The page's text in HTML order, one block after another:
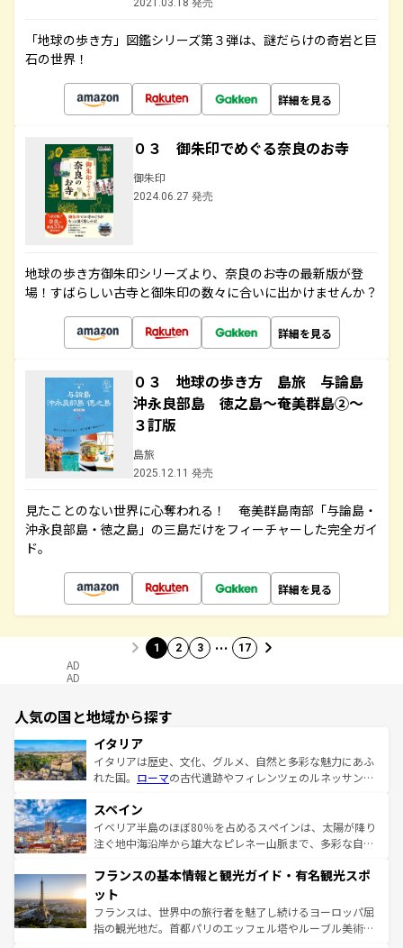
2021.03.18 発売
「地球の歩き方」図鑑シリーズ第３弾は、謎だらけの奇岩と巨
石の世界！
詳細を見る
０３ 御朱印でめぐる奈良のお寺
御朱印
2024.06.27 発売
地球の歩き方御朱印シリーズより、奈良のお寺の最新版が登
場！すばらしい古寺と御朱印の数々に合いに出かけませんか？
詳細を見る
０３ 地球の歩き方 島旅 与論島
沖永良部島 徳之島～奄美群島②～
３訂版
島旅
2025.12.11 発売
見たことのない世界に心奪われる！ 奄美群島南部「与論島・
沖永良部島・徳之島」の三島だけをフィーチャーした完全ガイ
ド。
詳細を見る
1 2 3 … 17
AD
AD
人気の国と地域から探す
イタリア
イタリアは歴史、文化、グルメ、自然と多彩な魅力にあふ
れた国。 ローマの古代遺跡やフィレンツェのルネッサンス
ろん、トスカーナの美しい田園風景やアマルフィ海岸の絶
景など、自然景観も見逃せない。観光の合間には、本場の
ピザやパスタなど、絶品のイタリア料理を堪能することも
ませてくれるイタリアで、忘れられない旅をしてみよう！
なお、新着のイタリア情報は
しい。
スペイン
イベリア半島のほぼ80％を占めるスペインは、太陽が降り
注ぐ地中海沿岸から雄大なピレネー山脈まで、多彩な自然
文化が根付くこの国では、情熱的なフラメンコ、熱気あふ
れる闘牛、そして美味しいタパスが生活の一部となってい
る。首都マドリードの洗練された雰囲気や、バルセロナの
アートに溢れた街角から、地方では古代ローマ遺跡や中世
フランスの基本情報と観光ガイド・有名観光スポ
ット
フランスは、世界中の旅行者を魅了し続けるヨーロッパ屈
指の観光地だ。首都パリのエッフェル塔やルーブル美術館